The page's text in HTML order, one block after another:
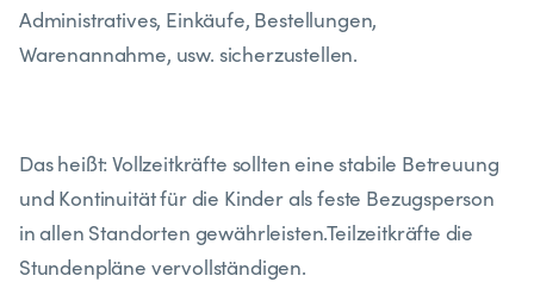
Administratives, Einkäufe, Bestellungen,
Warenannahme, usw. sicherzustellen.
Das heißt: Vollzeitkräfte sollten eine stabile Betreuung
und Kontinuität für die Kinder als feste Bezugsperson
in allen Standorten gewährleisten.Teilzeitkräfte die
Stundenpläne vervollständigen.